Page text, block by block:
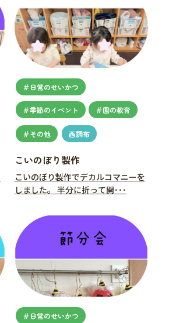
＃日常のせいかつ
＃季節のイベント ＃園の教育
＃その他 西調布
こいのぼり製作
こいのぼり製作でデカルコマニーを
しました。 半分に折って開･･･
＃日常のせいかつ